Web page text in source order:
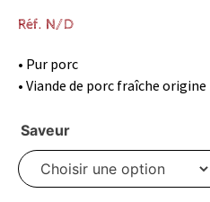
Réf. N/D
• Pur porc
• Viande de porc fraîche origine
Saveur